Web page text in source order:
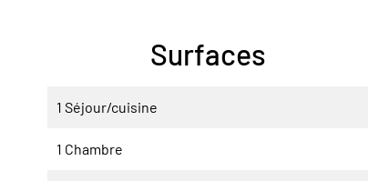
Surfaces
1 Séjour/cuisine
1 Chambre